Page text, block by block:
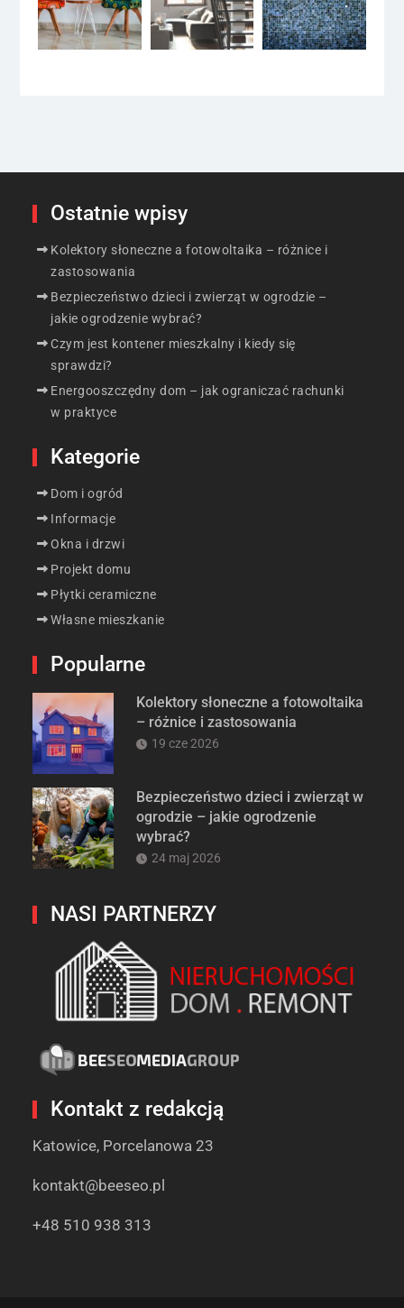
Ostatnie wpisy
Kolektory słoneczne a fotowoltaika – różnice i
zastosowania
Bezpieczeństwo dzieci i zwierząt w ogrodzie –
jakie ogrodzenie wybrać?
Czym jest kontener mieszkalny i kiedy się
sprawdzi?
Energooszczędny dom – jak ograniczać rachunki
w praktyce
Kategorie
Dom i ogród
Informacje
Okna i drzwi
Projekt domu
Płytki ceramiczne
Własne mieszkanie
Popularne
Kolektory słoneczne a fotowoltaika
– różnice i zastosowania
19 cze 2026
Bezpieczeństwo dzieci i zwierząt w
ogrodzie – jakie ogrodzenie
wybrać?
24 maj 2026
NASI PARTNERZY
Kontakt z redakcją
Katowice, Porcelanowa 23
kontakt@beeseo.pl
+48 510 938 313